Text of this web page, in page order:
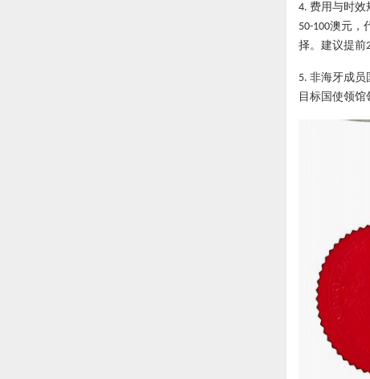
4. 费用与时效
50-100澳元，
择。建议提前
5. 非海牙成员
目标国使领